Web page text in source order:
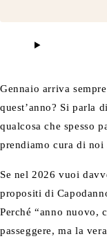
Gennaio arriva
quest’anno? Si parla
qualcosa che spesso
prendiamo cura di
Se nel 2026 vuoi
propositi di
Perché “anno nuovo,
passeggere, ma la